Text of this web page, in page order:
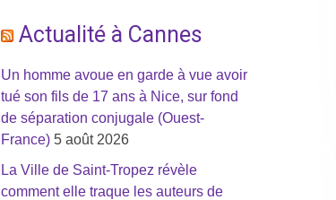
Actualité à Cannes
Un homme avoue en garde à vue avoir
tué son fils de 17 ans à Nice, sur fond
de séparation conjugale (Ouest-
France) 5 août 2026
La Ville de Saint-Tropez révèle
comment elle traque les auteurs de